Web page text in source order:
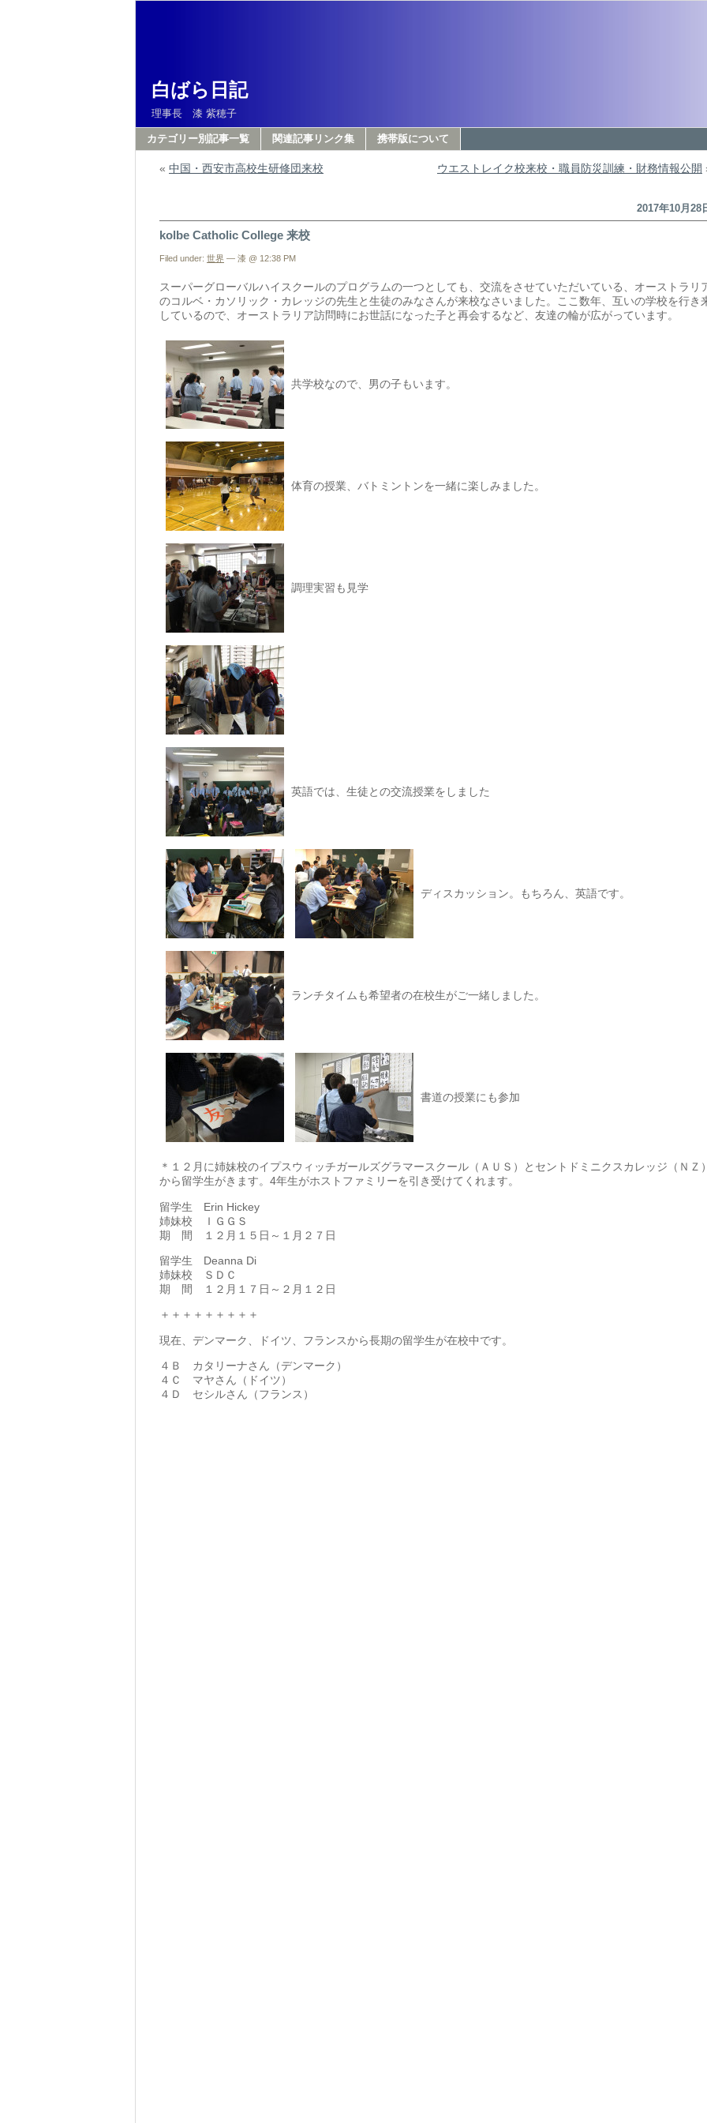
白ばら日記
理事長 漆 紫穂子
カテゴリー別記事一覧 関連記事リンク集 携帯版について
« 中国・西安市高校生研修団来校 ウエストレイク校来校・職員防災訓練・財務情報公開
2017年10月28
kolbe Catholic College 来校
Filed under: 世界 — 漆 @ 12:38 PM
スーパーグローバルハイスクールのプログラムの一つとしても、交流をさせていただいている、オーストラリ
のコルベ・カソリック・カレッジの先生と生徒のみなさんが来校なさいました。ここ数年、互いの学校を行き
しているので、オーストラリア訪問時にお世話になった子と再会するなど、友達の輪が広がっています。
共学校なので、男の子もいます。
体育の授業、バトミントンを一緒に楽しみました。
調理実習も見学
英語では、生徒との交流授業をしました
ディスカッション。もちろん、英語です。
ランチタイムも希望者の在校生がご一緒しました。
書道の授業にも参加
＊１２月に姉妹校のイプスウィッチガールズグラマースクール（ＡＵＳ）とセントドミニクスカレッジ（ＮＺ
から留学生がきます。4年生がホストファミリーを引き受けてくれます。
留学生 Erin Hickey
姉妹校 ＩＧＧＳ
期 間 １２月１５日～１月２７日
留学生 Deanna Di
姉妹校 ＳＤＣ
期 間 １２月１７日～２月１２日
＋＋＋＋＋＋＋＋＋
現在、デンマーク、ドイツ、フランスから長期の留学生が在校中です。
４Ｂ カタリーナさん（デンマーク）
４Ｃ マヤさん（ドイツ）
４Ｄ セシルさん（フランス）